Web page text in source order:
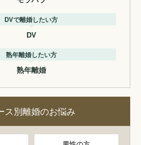
DVで離婚したい方
DV
熟年離婚したい方
熟年離婚
ス別離婚のお悩み